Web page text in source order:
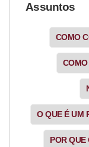
Assuntos
COMO
O QUE É UM
POR QUE